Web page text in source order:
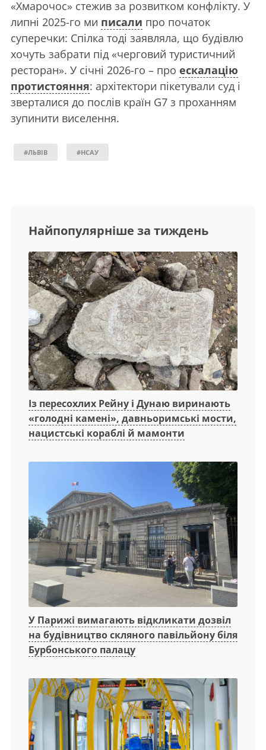
«Хмарочос» стежив за розвитком конфлікту. У
липні 2025-го ми писали про початок
суперечки: Спілка тоді заявляла, що будівлю
хочуть забрати під «черговий туристичний
ресторан». У січні 2026-го – про ескалацію
протистояння: архітектори пікетували суд і
зверталися до послів країн G7 з проханням
зупинити виселення.
#ЛЬВІВ #НСАУ
Найпопулярніше за тиждень
Із пересохлих Рейну і Дунаю виринають
«голодні камені», давньоримські мости,
нацистські кораблі й мамонти
У Парижі вимагають відкликати дозвіл
на будівництво скляного павільйону біля
Бурбонського палацу